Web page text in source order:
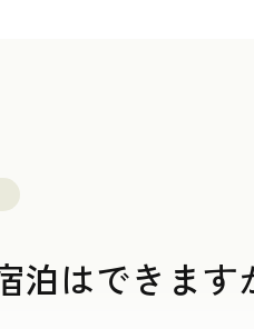
泊はできます